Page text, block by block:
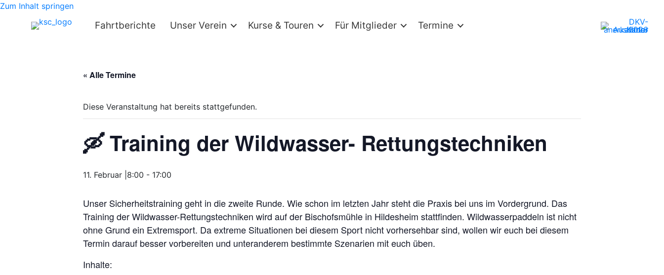
Zum Inhalt springen
Fahrtberichte Unser Verein Kurse & Touren Für Mitglieder Termine
« Alle Termine
Diese Veranstaltung hat bereits stattgefunden.
🛶 Training der Wildwasser- Rettungstechniken
11. Februar |8:00 - 17:00
Unser Sicherheitstraining geht in die zweite Runde. Wie schon im letzten Jahr steht die Praxis bei uns im Vordergrund. Das
Training der Wildwasser-Rettungstechniken wird auf der Bischofsmühle in Hildesheim stattfinden. Wildwasserpaddeln ist nicht
ohne Grund ein Extremsport. Da extreme Situationen bei diesem Sport nicht vorhersehbar sind, wollen wir euch bei diesem
Termin darauf besser vorbereiten und unteranderem bestimmte Szenarien mit euch üben.
Inhalte: